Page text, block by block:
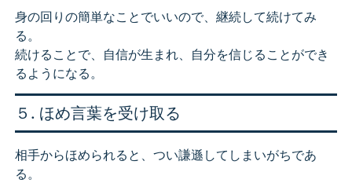
身の回りの簡単なことでいいので、継続して続けてみ
る。
続けることで、自信が生まれ、自分を信じることができ
るようになる。
５. ほめ言葉を受け取る
相手からほめられると、つい謙遜してしまいがちであ
る。